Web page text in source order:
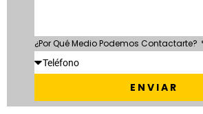
¿Por Qué Medio Podemos Contactarte?
ENVIAR